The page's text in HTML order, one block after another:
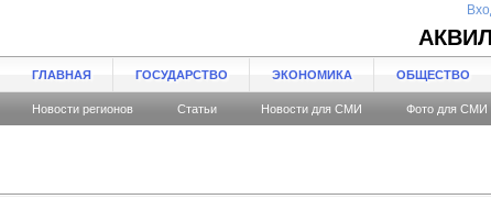
ГЛАВНАЯ ГОСУДАРСТВО ЭКОНОМИКА ОБЩЕСТВО
Новости регионов Статьи Новости для СМИ Фото для СМИ